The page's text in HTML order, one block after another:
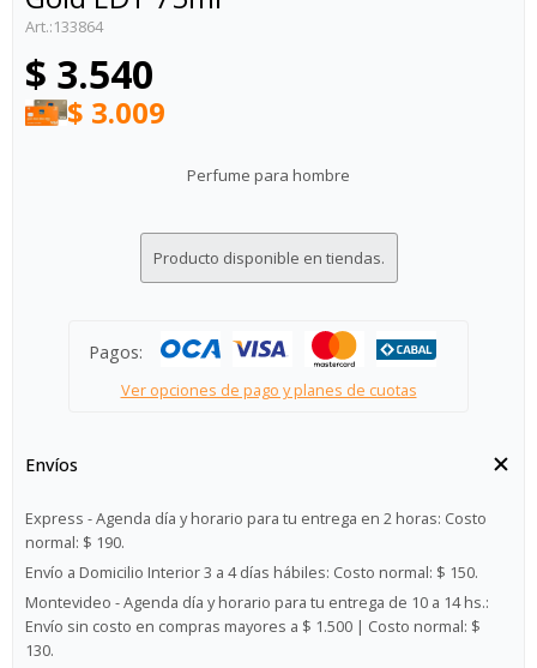
133864
$ 3.540
$ 3.009
Perfume para hombre
Producto disponible en tiendas.
Pagos:
Ver opciones de pago y planes de cuotas
Envíos
Express - Agenda día y horario para tu entrega en 2 horas: Costo
normal: $ 190.
Envío a Domicilio Interior 3 a 4 días hábiles: Costo normal: $ 150.
Montevideo - Agenda día y horario para tu entrega de 10 a 14 hs.:
Envío sin costo en compras mayores a $ 1.500 | Costo normal: $
130.